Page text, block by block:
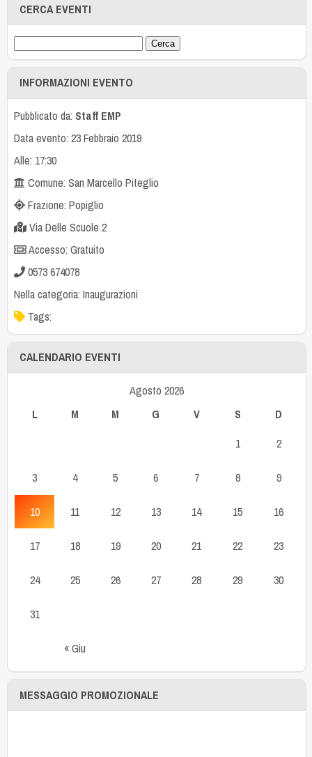
CERCA EVENTI
INFORMAZIONI EVENTO
Pubblicato da: Staff EMP
Data evento: 23 Febbraio 2019
Alle: 17:30
Comune: San Marcello Piteglio
Frazione: Popiglio
Via Delle Scuole 2
Accesso: Gratuito
0573 674078
Nella categoria: Inaugurazioni
Tags:
CALENDARIO EVENTI
Agosto 2026
L
M M G V S D
« Giu
1 2
3 4 5 6 7 8 9
10 11 12 13 14 15 16
17 18 19 20 21 22 23
24 25 26 27 28 29 30
31
MESSAGGIO PROMOZIONALE